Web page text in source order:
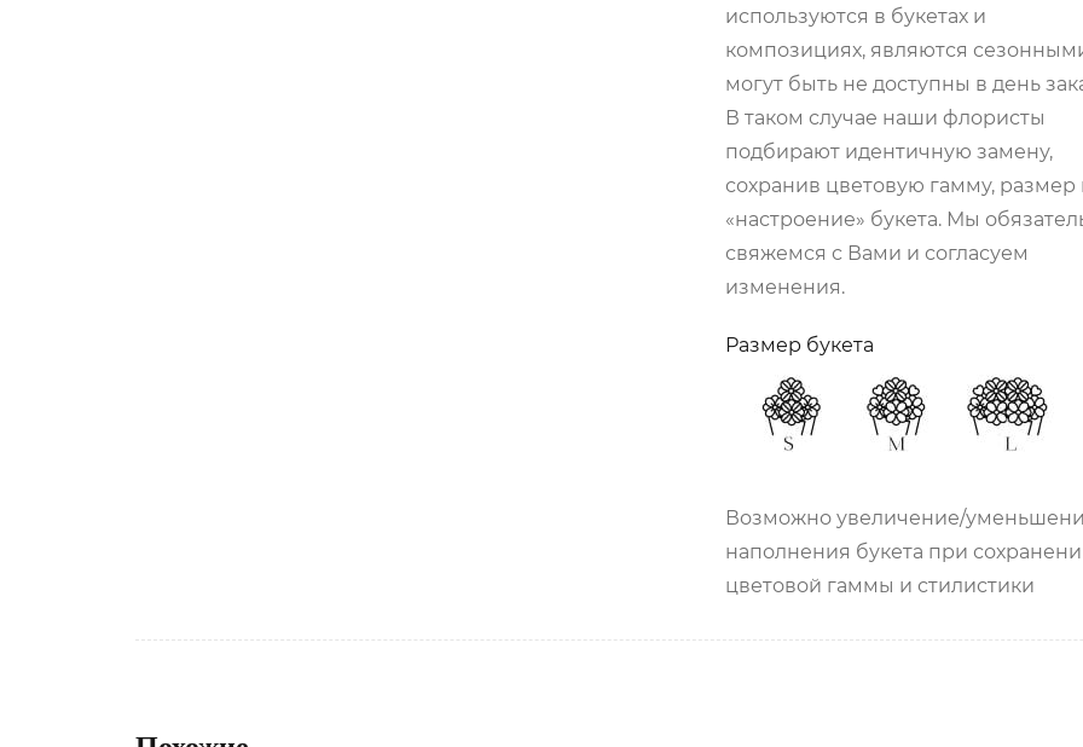
используются в букетах и
композициях, являются
могут быть не доступны в день
В таком случае наши флористы
подбирают идентичную замену,
сохранив цветовую гамму, размер
«настроение» букета. Мы
свяжемся с Вами и согласуем
изменения.
Размер букета
Возможно увеличение/
наполнения букета при
цветовой гаммы и стилистики